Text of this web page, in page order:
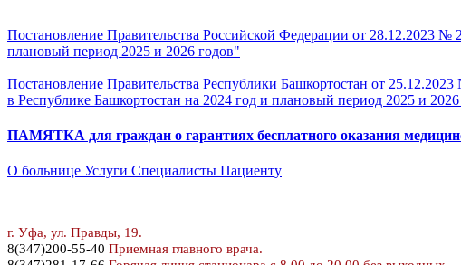
Постановление Правительства Российской Федерации от 28.12.2023
плановый период 2025 и 2026 годов"
Постановление Правительства Республики Башкортостан от
в Республике Башкортостан на 2024 год и плановый период 2025 и
ПАМЯТКА для граждан о гарантиях бесплатного оказания
О больнице Услуги Специалисты Пациенту
г. Уфа, ул. Правды, 19.
8(347)200-55-40 Приемная главного врача.